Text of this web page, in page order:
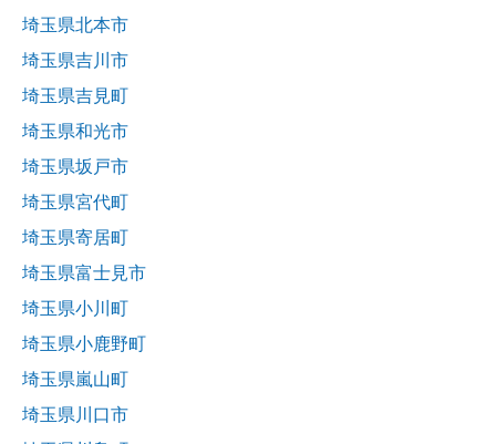
埼玉県北本市
埼玉県吉川市
埼玉県吉見町
埼玉県和光市
埼玉県坂戸市
埼玉県宮代町
埼玉県寄居町
埼玉県富士見市
埼玉県小川町
埼玉県小鹿野町
埼玉県嵐山町
埼玉県川口市